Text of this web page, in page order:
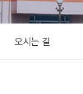
오시는 길